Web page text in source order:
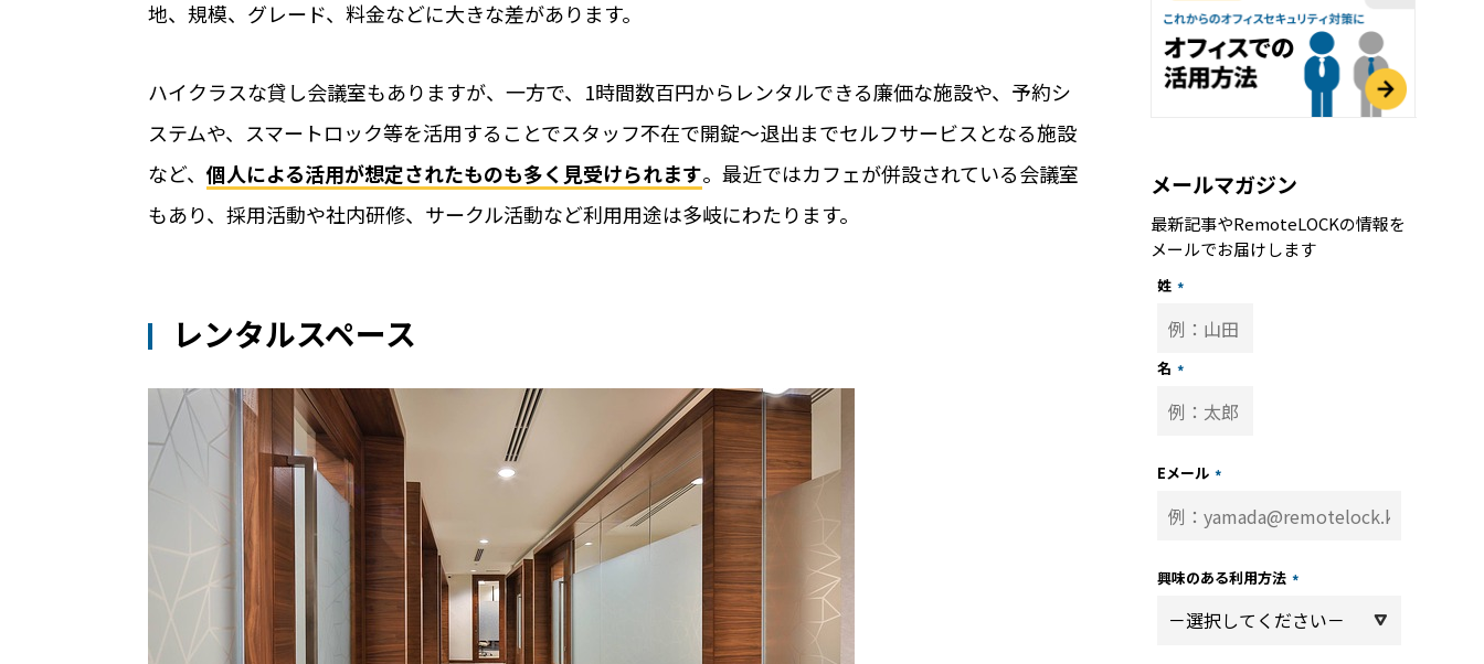
地、規模、グレード、料金などに大きな差があります。
ハイクラスな貸し会議室もありますが、一方で、1時間数百円からレンタルできる廉価な施設や、予約シ
ステムや、スマートロック等を活用することでスタッフ不在で開錠～退出までセルフサービスとなる施設
など、 個人による活用が想定されたものも多く見受けられます。最近ではカフェが併設されている会議室
もあり、採用活動や社内研修、サークル活動など利用用途は多岐にわたります。
レンタルスペース
メールマガジン
最新記事やRemoteLOCKの情報を
メールでお届けします
姓 *
名 *
Eメール *
興味のある利用方法 *
ホーム
機能
ユニバーサルアクセスキー＆かぎ
パス
他社スマートロックとの連携
システム連携
システム連携トップ
連携システム一覧
API連携
製品情報
製品情報トップ
製品ラインナップ
利用事例
利用事例トップ
導入の流れ